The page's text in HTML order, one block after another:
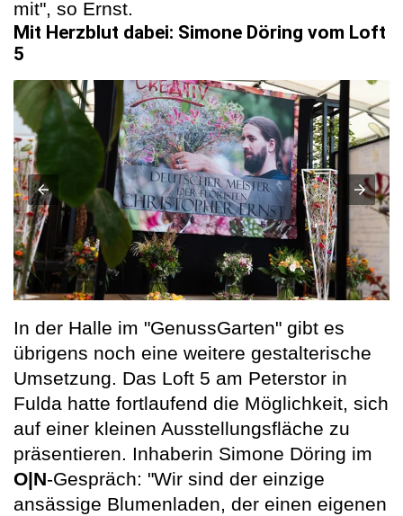
mit", so Ernst.
Mit Herzblut dabei: Simone Döring vom Loft
5
In der Halle im "GenussGarten" gibt es
übrigens noch eine weitere gestalterische
Umsetzung. Das Loft 5 am Peterstor in
Fulda hatte fortlaufend die Möglichkeit, sich
auf einer kleinen Ausstellungsfläche zu
präsentieren. Inhaberin Simone Döring im
O|N-Gespräch: "Wir sind der einzige
ansässige Blumenladen, der einen eigenen